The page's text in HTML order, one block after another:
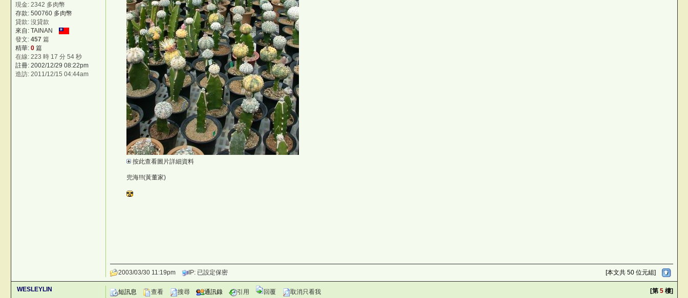
現金: 2342 多肉幣
存款: 500760 多肉幣
貸款: 沒貸款
來自: TAINAN
發文: 457篇
精華: 0篇
在線: 223 時 17 分 54 秒
註冊: 2002/12/29 08:22pm
造訪: 2011/12/15 04:44am
按此查看圖片詳細資料
兜海!!!(黃董家)M=/_kH
2003/03/30 11:19pm IP: 已設定保密 [本文共 50 位元組]
WESLEYLIN 短訊息 查看 搜尋 通訊錄 引用 回覆 取消只看我 [第 5樓]